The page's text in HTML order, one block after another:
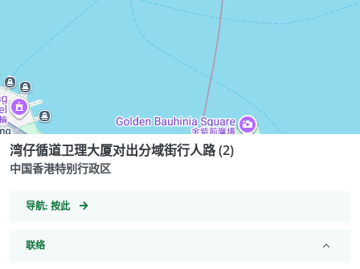
湾仔循道卫理大厦对出分域街行人路 (2)
中国香港特别行政区
导航: GeoCoordinates
按此
联络